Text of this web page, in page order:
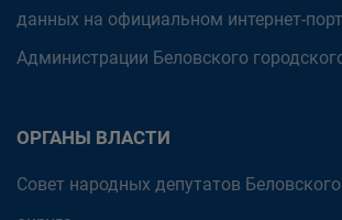
данных на официальном интернет-
Администрации Беловского
ОРГАНЫ ВЛАСТИ
Совет народных депутатов